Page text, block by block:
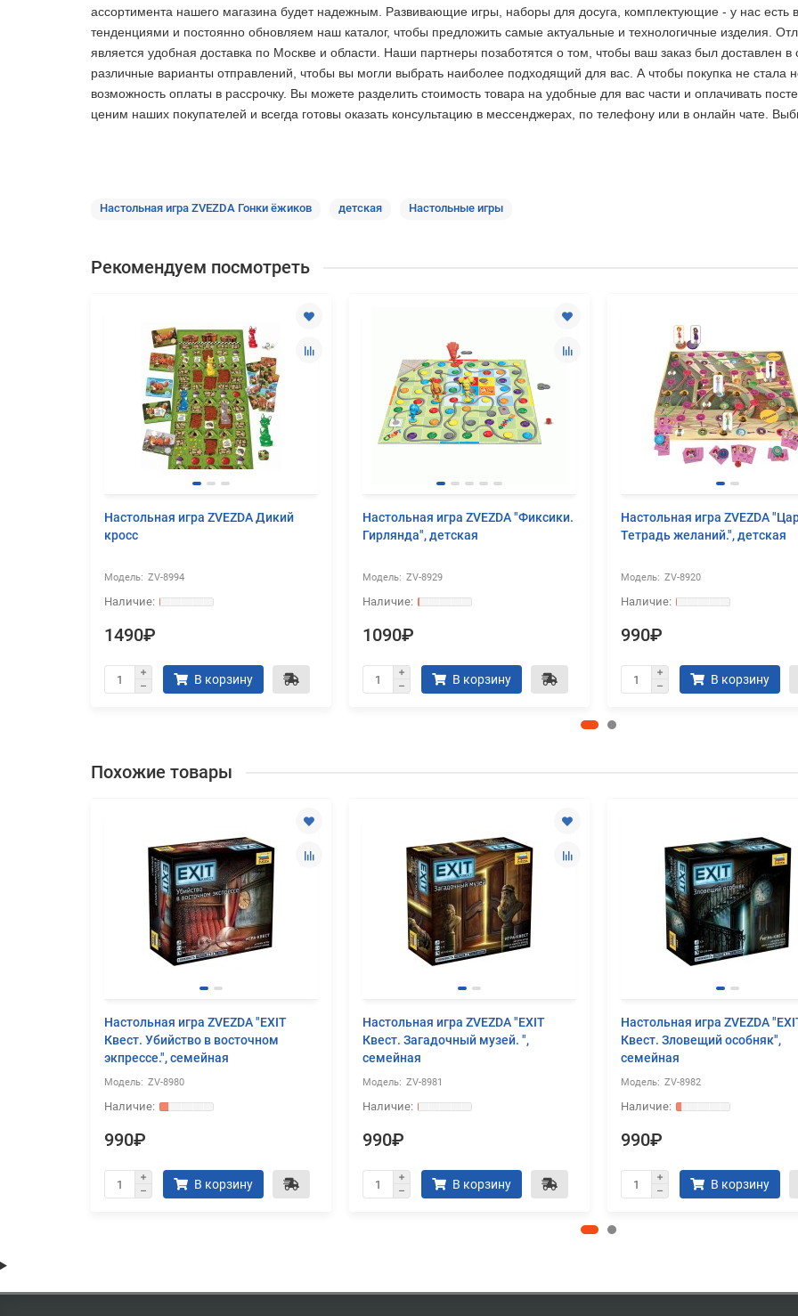
ассортимента нашего магазина будет надежным. Развивающие игры, наборы для досуга, комплектующие - у нас
тенденциями и постоянно обновляем наш каталог, чтобы предложить самые актуальные и технологичные изделия.
является удобная доставка по Москве и области. Наши партнеры позаботятся о том, чтобы ваш заказ был доставлен
различные варианты отправлений, чтобы вы могли выбрать наиболее подходящий для вас. А чтобы покупка не стала
возможность оплаты в рассрочку. Вы можете разделить стоимость товара на удобные для вас части и оплачивать
ценим наших покупателей и всегда готовы оказать консультацию в мессенджерах, по телефону или в онлайн чате.
Настольная игра ZVEZDA Гонки ёжиков детская Настольные игры
Рекомендуем посмотреть
Настольная игра ZVEZDA Дикий
кросс
ZV-8994
1490₽
В корзину
Настольная игра ZVEZDA "Фиксики.
Гирлянда", детская
ZV-8929
1090₽
В корзину
Настольная игра ZVEZDA
Тетрадь желаний.", детская
ZV-8920
990₽
В корзину
Похожие товары
Настольная игра ZVEZDA "EXIT
Квест. Убийство в восточном
экпрессе.", семейная
ZV-8980
990₽
В корзину
Настольная игра ZVEZDA "EXIT
Квест. Загадочный музей. ",
семейная
ZV-8981
990₽
В корзину
Настольная игра ZVEZDA
Квест. Зловещий особняк",
семейная
ZV-8982
990₽
В корзину